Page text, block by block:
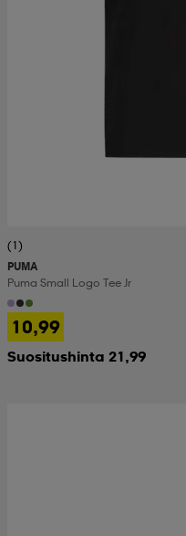
(1)
PUMA
Puma Small Logo Tee Jr
10,99
Suositushinta 21,99